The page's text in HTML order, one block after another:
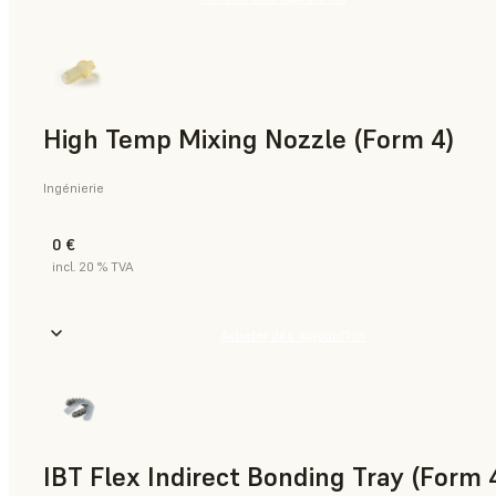
High Temp Mixing Nozzle (Form 4)
Ingénierie
0 €
incl. 20 % TVA
IBT Flex Indirect Bonding Tray (Form